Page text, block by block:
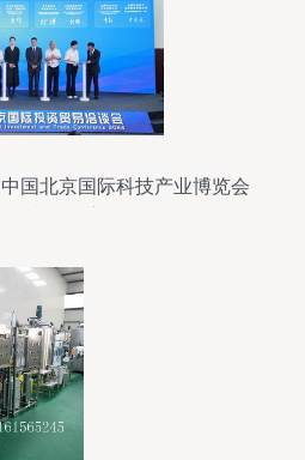
国北京国际科技产业博览会